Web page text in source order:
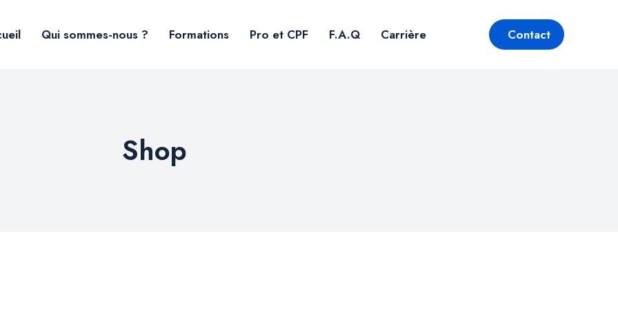
Qui sommes-nous ? Formations Pro et CPF F.A.Q Carrière Contact
Shop